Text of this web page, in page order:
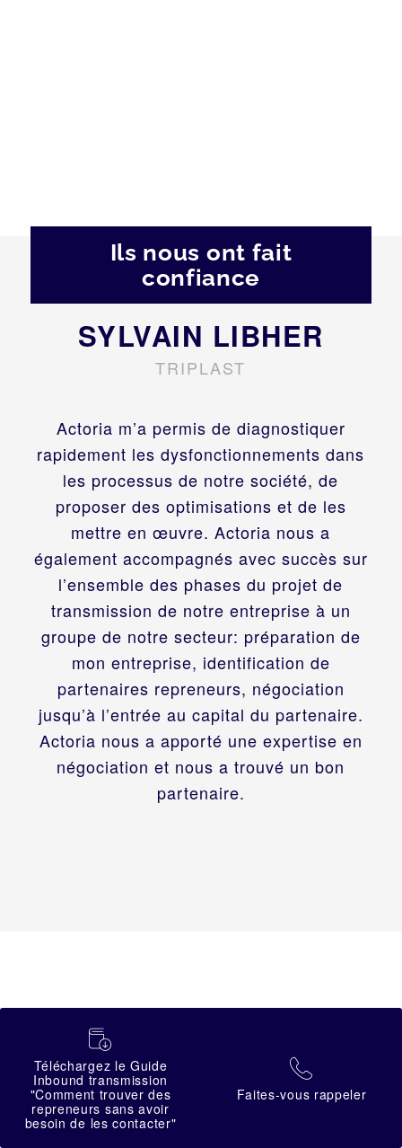
Ils nous ont fait
confiance
Actoria m’a permis de diagnostiquer
rapidement les dysfonctionnements dans
les processus de notre société, de
proposer des optimisations et de les
mettre en œuvre. Actoria nous a
également accompagnés avec succès sur
l’ensemble des phases du projet de
transmission de notre entreprise à un
groupe de notre secteur: préparation de
mon entreprise, identification de
partenaires repreneurs, négociation
jusqu’à l’entrée au capital du partenaire.
Actoria nous a apporté une expertise en
négociation et nous a trouvé un bon
partenaire.
SYLVAIN LIBHER
TRIPLAST
[insert_page_content page_id="7656"]
蠟
Téléchargez le Guide
Inbound transmission
"Comment trouver des
repreneurs sans avoir
besoin de les contacter"
拉
Faites-vous rappeler